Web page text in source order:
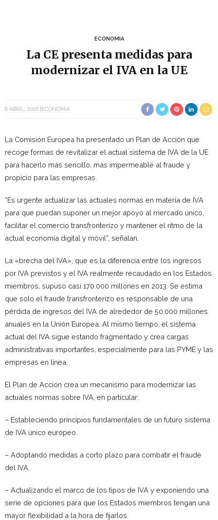
ECONOMIA
La CE presenta medidas para
modernizar el IVA en la UE
8 ABRIL, 2016 ECONOMIA
La Comisión Europea ha presentado un Plan de Acción que
recoge formas de revitalizar el actual sistema de IVA de la UE
para hacerlo más sencillo, más impermeable al fraude y
propicio para las empresas.
“Es urgente actualizar las actuales normas en materia de IVA
para que puedan suponer un mejor apoyo al mercado único,
facilitar el comercio transfronterizo y mantener el ritmo de la
actual economía digital y móvil”, señalan.
La «brecha del IVA», que es la diferencia entre los ingresos
por IVA previstos y el IVA realmente recaudado en los Estados
miembros, supuso casi 170.000 millones en 2013. Se estima
que solo el fraude transfronterizo es responsable de una
pérdida de ingresos del IVA de alrededor de 50.000 millones
anuales en la Unión Europea. Al mismo tiempo, el sistema
actual del IVA sigue estando fragmentado y crea cargas
administrativas importantes, especialmente para las PYME y las
empresas en línea.
El Plan de Acción crea un mecanismo para modernizar las
actuales normas sobre IVA, en particular:
– Estableciendo principios fundamentales de un futuro sistema
de IVA único europeo.
– Adoptando medidas a corto plazo para combatir el fraude
del IVA.
– Actualizando el marco de los tipos de IVA y exponiendo una
serie de opciones para que los Estados miembros tengan una
mayor flexibilidad a la hora de fijarlos.